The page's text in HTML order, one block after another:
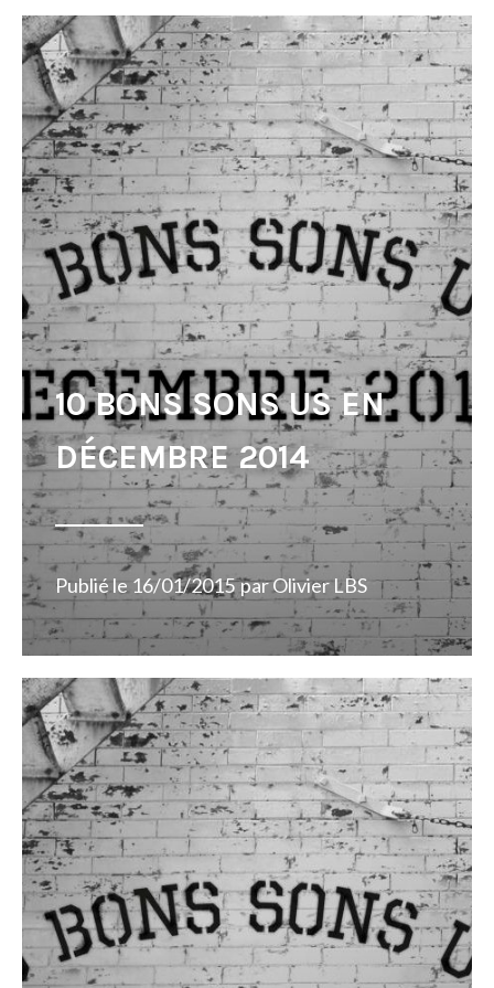
10 BONS SONS US EN
DÉCEMBRE 2014
Publié le 16/01/2015 parOlivier LBS